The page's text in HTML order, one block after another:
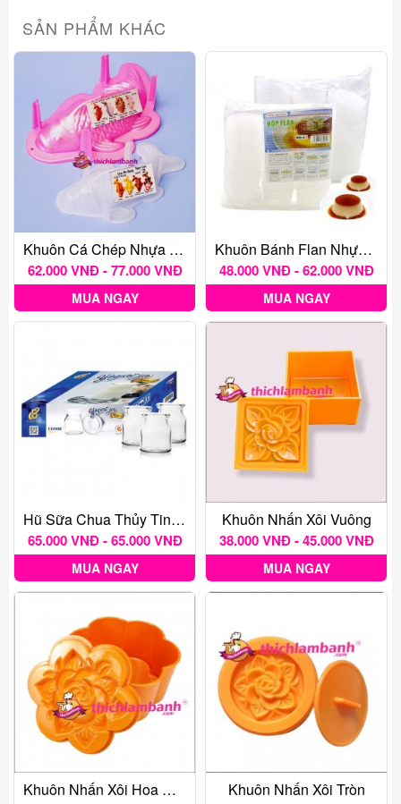
SẢN PHẨM KHÁC
Khuôn Cá Chép Nhựa Có Chân Nhiều Kích Thước
62.000 VNĐ - 77.000 VNĐ
MUA NGAY
Khuôn Bánh Flan Nhựa Vĩnh Trường Kèm Nắp
48.000 VNĐ - 62.000 VNĐ
MUA NGAY
Hũ Sữa Chua Thủy Tinh Lốc 12 Hũ
65.000 VNĐ - 65.000 VNĐ
MUA NGAY
Khuôn Nhấn Xôi Vuông
38.000 VNĐ - 45.000 VNĐ
MUA NGAY
Khuôn Nhấn Xôi Hoa Mai Nhiều Kích Thước Khuôn Nhấn Xôi Tròn